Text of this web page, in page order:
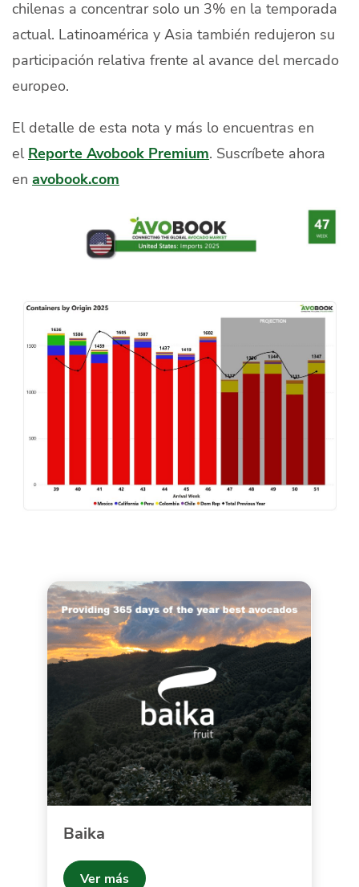
chilenas a concentrar solo un 3% en la temporada
actual. Latinoamérica y Asia también redujeron su
participación relativa frente al avance del mercado
europeo.
El detalle de esta nota y más lo encuentras en
el Reporte Avobook Premium. Suscríbete ahora
en avobook.com
Baika
Ver más